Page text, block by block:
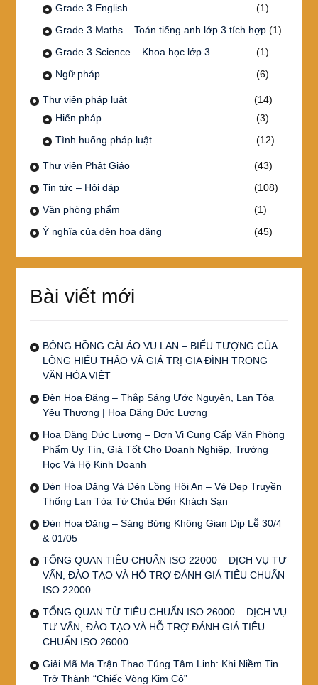
Grade 3 English
(1)
Grade 3 Maths – Toán tiếng anh lớp 3 tích hợp(1)
Grade 3 Science – Khoa học lớp 3
(1)
Ngữ pháp
(6)
Thư viện pháp luật
(14)
Hiến pháp
(3)
Tình huống pháp luật
(12)
Thư viện Phật Giáo
(43)
Tin tức – Hỏi đáp
(108)
Văn phòng phẩm
(1)
Ý nghĩa của đèn hoa đăng
(45)
Bài viết mới
BÔNG HỒNG CÀI ÁO VU LAN – BIỂU TƯỢNG CỦA
LÒNG HIẾU THẢO VÀ GIÁ TRỊ GIA ĐÌNH TRONG
VĂN HÓA VIỆT
Đèn Hoa Đăng – Thắp Sáng Ước Nguyện, Lan Tỏa
Yêu Thương | Hoa Đăng Đức Lương
Hoa Đăng Đức Lương – Đơn Vị Cung Cấp Văn Phòng
Phẩm Uy Tín, Giá Tốt Cho Doanh Nghiệp, Trường
Học Và Hộ Kinh Doanh
Đèn Hoa Đăng Và Đèn Lồng Hội An – Vẻ Đẹp Truyền
Thống Lan Tỏa Từ Chùa Đến Khách Sạn
Đèn Hoa Đăng – Sáng Bừng Không Gian Dịp Lễ 30/4
& 01/05
TỔNG QUAN TIÊU CHUẨN ISO 22000 – DỊCH VỤ TƯ
VẤN, ĐÀO TẠO VÀ HỖ TRỢ ĐÁNH GIÁ TIÊU CHUẨN
ISO 22000
TỔNG QUAN TỪ TIÊU CHUẨN ISO 26000 – DỊCH VỤ
TƯ VẤN, ĐÀO TẠO VÀ HỖ TRỢ ĐÁNH GIÁ TIÊU
CHUẨN ISO 26000
Giải Mã Ma Trận Thao Túng Tâm Linh: Khi Niềm Tin
Trở Thành “Chiếc Vòng Kim Cô”